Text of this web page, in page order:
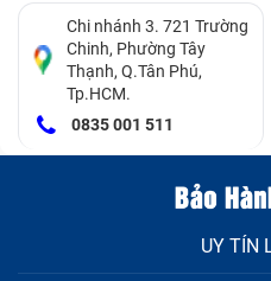
Vì sao nên thay
2i tại Bảo Hành One
Chi nhánh 3. 721 Trường
Chinh, Phường Tây
Thạnh, Q.Tân Phú,
Tp.HCM.
0835 001 511
UY TÍN